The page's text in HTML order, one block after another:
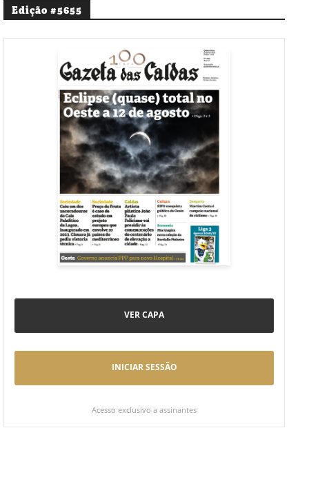
Edição #5655
VER CAPA
INICIAR SESSÃO
Acesso exclusivo a assinantes